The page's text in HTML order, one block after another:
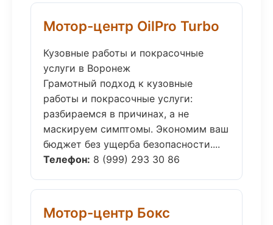
Мотор-центр OilPro Turbo
Кузовные работы и покрасочные
услуги в Воронеж
Грамотный подход к кузовные
работы и покрасочные услуги:
разбираемся в причинах, а не
маскируем симптомы. Экономим ваш
бюджет без ущерба безопасности....
Телефон: 8 (999) 293 30 86
Мотор-центр Бокс